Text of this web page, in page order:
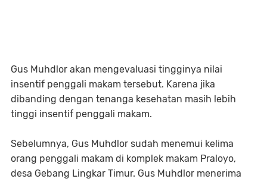
Gus Muhdlor akan mengevaluasi tingginya nilai
insentif penggali makam tersebut. Karena jika
dibanding dengan tenanga kesehatan masih lebih
tinggi insentif penggali makam.
Sebelumnya, Gus Muhdlor sudah menemui kelima
orang penggali makam di komplek makam Praloyo,
desa Gebang Lingkar Timur. Gus Muhdlor menerima